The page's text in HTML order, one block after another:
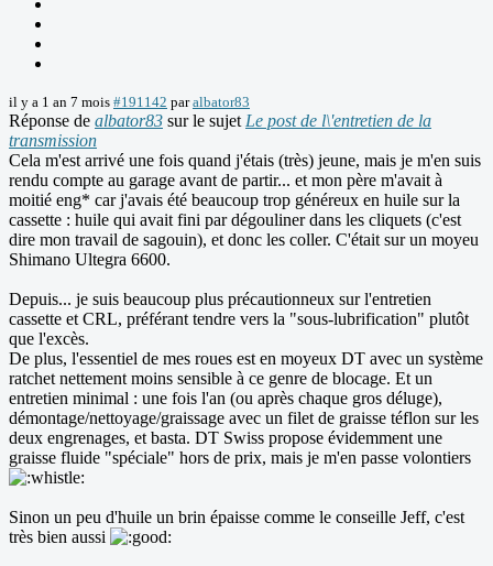
il y a 1 an 7 mois #191142 paralbator83
Réponse de albator83 sur le sujet Le post de l\'entretien de la
transmission
Cela m'est arrivé une fois quand j'étais (très) jeune, mais je m'en suis
rendu compte au garage avant de partir... et mon père m'avait à
moitié eng* car j'avais été beaucoup trop généreux en huile sur la
cassette : huile qui avait fini par dégouliner dans les cliquets (c'est
dire mon travail de sagouin), et donc les coller. C'était sur un moyeu
Shimano Ultegra 6600.
Depuis... je suis beaucoup plus précautionneux sur l'entretien
cassette et CRL, préférant tendre vers la "sous-lubrification" plutôt
que l'excès.
De plus, l'essentiel de mes roues est en moyeux DT avec un système
ratchet nettement moins sensible à ce genre de blocage. Et un
entretien minimal : une fois l'an (ou après chaque gros déluge),
démontage/nettoyage/graissage avec un filet de graisse téflon sur les
deux engrenages, et basta. DT Swiss propose évidemment une
graisse fluide "spéciale" hors de prix, mais je m'en passe volontiers
Sinon un peu d'huile un brin épaisse comme le conseille Jeff, c'est
très bien aussi